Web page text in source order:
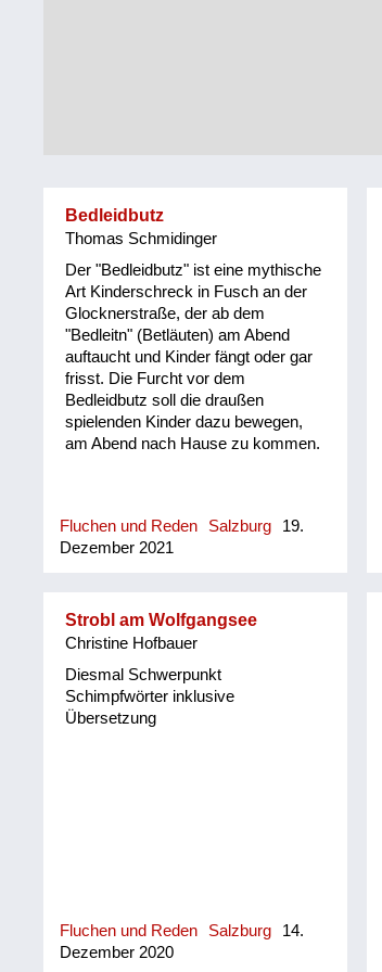
Bedleidbutz
Thomas Schmidinger
Der "Bedleidbutz" ist eine mythische
Art Kinderschreck in Fusch an der
Glocknerstraße, der ab dem
"Bedleitn" (Betläuten) am Abend
auftaucht und Kinder fängt oder gar
frisst. Die Furcht vor dem
Bedleidbutz soll die draußen
spielenden Kinder dazu bewegen,
am Abend nach Hause zu kommen.
Fluchen und Reden Salzburg
19.
Dezember 2021
Strobl am Wolfgangsee
Christine Hofbauer
Diesmal Schwerpunkt
Schimpfwörter inklusive
Übersetzung
Fluchen und Reden Salzburg
14.
Dezember 2020